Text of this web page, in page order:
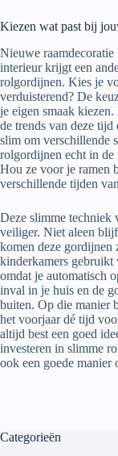
Kiezen wat past bij
Nieuwe raamdecoratie
interieur krijgt een
rolgordijnen. Kies je
verduisterend? De
je eigen smaak
de trends van deze
slim om verschillende
rolgordijnen echt in de
Hou ze voor je ramen
verschillende tijden
Deze slimme techniek
veiliger. Niet aleen
komen deze gordijnen
kinderkamers gebruikt
omdat je automatisch
inval in je huis en de
buiten. Op die manier
het voorjaar dé tijd
altijd best een goed
investeren in slimme
ook een goede manier
Categorieën